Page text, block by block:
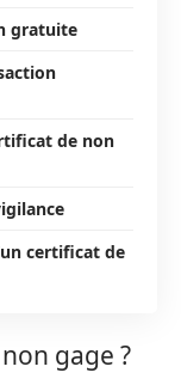
gratuite
de non
certificat de
gage ?